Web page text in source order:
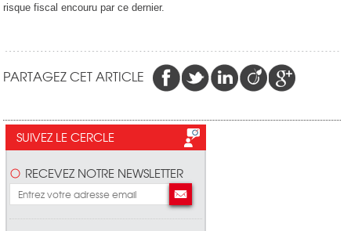
risque fiscal encouru par ce dernier.
PARTAGEZ CET ARTICLE
SUIVEZ LE CERCLE
RECEVEZ NOTRE NEWSLETTER